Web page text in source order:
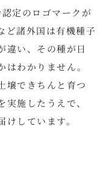
定のロゴマークが
ど諸外国は有機種子
違い、その種が日
わかりません。
壌できちんと育つ
施したうえで、
しています。